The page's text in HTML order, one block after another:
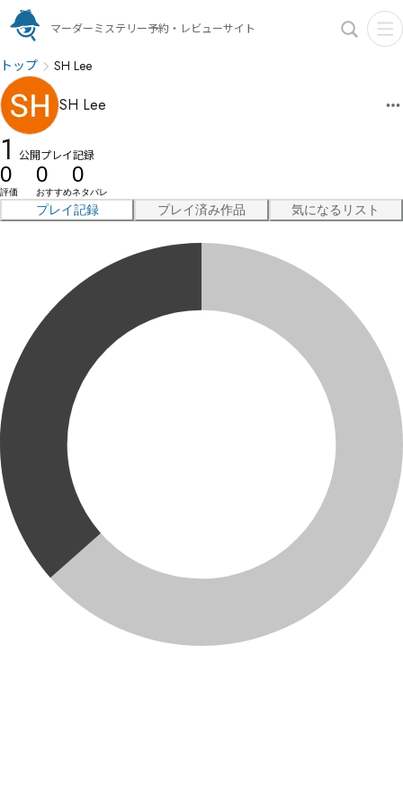
マーダーミステリー予約・レビューサイト
トップ SH Lee
SH Lee
1 公開プレイ記録
0
評価
0
おすすめ
0
ネタバレ
プレイ記録 プレイ済み作品 気になるリスト